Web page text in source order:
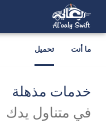
اختر الخدمة
ما أنت تحميل
خدمات مذهلة
في متناول يدك